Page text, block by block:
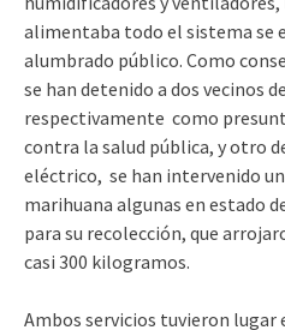
alimentaba todo el sistema se
alumbrado público. Como
se han detenido a dos vecinos
respectivamente como
contra la salud pública, y otro
eléctrico, se han intervenido
marihuana algunas en estado
para su recolección, que
casi 300 kilogramos.
Ambos servicios tuvieron lugar